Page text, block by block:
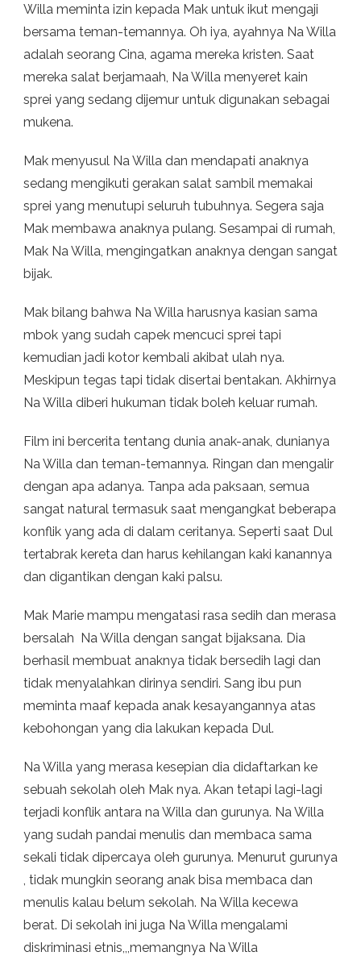
Willa meminta izin kepada Mak untuk ikut mengaji
bersama teman-temannya. Oh iya, ayahnya Na Willa
adalah seorang Cina, agama mereka kristen. Saat
mereka salat berjamaah, Na Willa menyeret kain
sprei yang sedang dijemur untuk digunakan sebagai
mukena.
Mak menyusul Na Willa dan mendapati anaknya
sedang mengikuti gerakan salat sambil memakai
sprei yang menutupi seluruh tubuhnya. Segera saja
Mak membawa anaknya pulang. Sesampai di rumah,
Mak Na Willa, mengingatkan anaknya dengan sangat
bijak.
Mak bilang bahwa Na Willa harusnya kasian sama
mbok yang sudah capek mencuci sprei tapi
kemudian jadi kotor kembali akibat ulah nya.
Meskipun tegas tapi tidak disertai bentakan. Akhirnya
Na Willa diberi hukuman tidak boleh keluar rumah.
Film ini bercerita tentang dunia anak-anak, dunianya
Na Willa dan teman-temannya. Ringan dan mengalir
dengan apa adanya. Tanpa ada paksaan, semua
sangat natural termasuk saat mengangkat beberapa
konflik yang ada di dalam ceritanya. Seperti saat Dul
tertabrak kereta dan harus kehilangan kaki kanannya
dan digantikan dengan kaki palsu.
Mak Marie mampu mengatasi rasa sedih dan merasa
bersalah Na Willa dengan sangat bijaksana. Dia
berhasil membuat anaknya tidak bersedih lagi dan
tidak menyalahkan dirinya sendiri. Sang ibu pun
meminta maaf kepada anak kesayangannya atas
kebohongan yang dia lakukan kepada Dul.
Na Willa yang merasa kesepian dia didaftarkan ke
sebuah sekolah oleh Mak nya. Akan tetapi lagi-lagi
terjadi konflik antara na Willa dan gurunya. Na Willa
yang sudah pandai menulis dan membaca sama
sekali tidak dipercaya oleh gurunya. Menurut gurunya
, tidak mungkin seorang anak bisa membaca dan
menulis kalau belum sekolah. Na Willa kecewa
berat. Di sekolah ini juga Na Willa mengalami
diskriminasi etnis,,,memangnya Na Willa